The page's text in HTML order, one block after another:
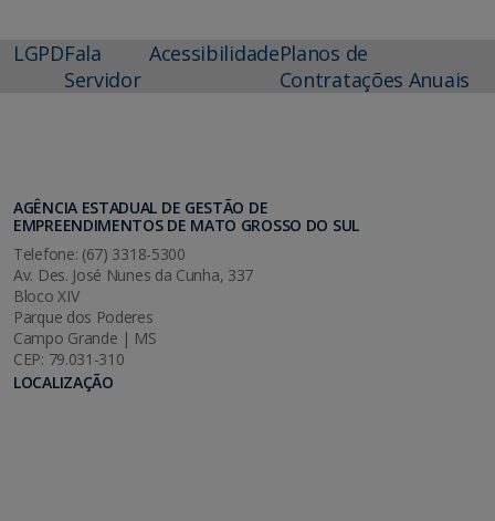
LGPDFala
Servidor
AcessibilidadePlanos de
Contratações Anuais
AGÊNCIA ESTADUAL DE GESTÃO DE
EMPREENDIMENTOS DE MATO GROSSO DO SUL
Telefone: (67) 3318-5300
Av. Des. José Nunes da Cunha, 337
Bloco XIV
Parque dos Poderes
Campo Grande | MS
CEP: 79.031-310
LOCALIZAÇÃO